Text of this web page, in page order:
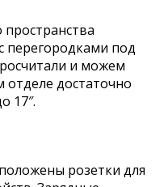
перегородками под
и можем
отделе достаточно
17″.
розетки для